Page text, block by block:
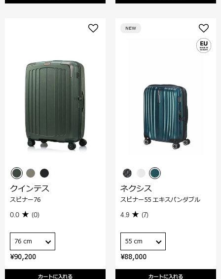
¥90,200
カートに入れる
クインテス
スピナー76
0.0 (0)
76 cm
¥88,000
カートに入れる
NEW
ネクシス
スピナー55 エキスパンダブル
4.9 (7)
55 cm